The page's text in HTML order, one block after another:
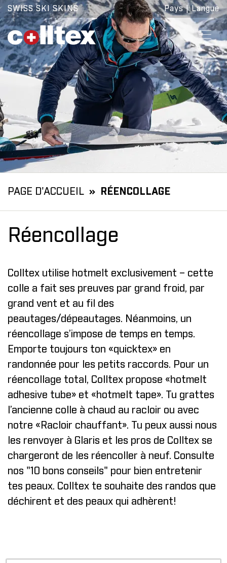
SWISS SKI SKINS Pays|Langue
PAGE D'ACCUEIL RÉENCOLLAGE
Réencollage
Colltex utilise hotmelt exclusivement – cette
colle a fait ses preuves par grand froid, par
grand vent et au fil des
peautages/dépeautages. Néanmoins, un
réencollage s’impose de temps en temps.
Emporte toujours ton «quicktex» en
randonnée pour les petits raccords. Pour un
réencollage total, Colltex propose «hotmelt
adhesive tube» et «hotmelt tape». Tu grattes
l’ancienne colle à chaud au racloir ou avec
notre «Racloir chauffant». Tu peux aussi nous
les renvoyer à Glaris et les pros de Colltex se
chargeront de les réencoller à neuf. Consulte
nos "10 bons conseils" pour bien entretenir
tes peaux. Colltex te souhaite des randos que
déchirent et des peaux qui adhèrent!